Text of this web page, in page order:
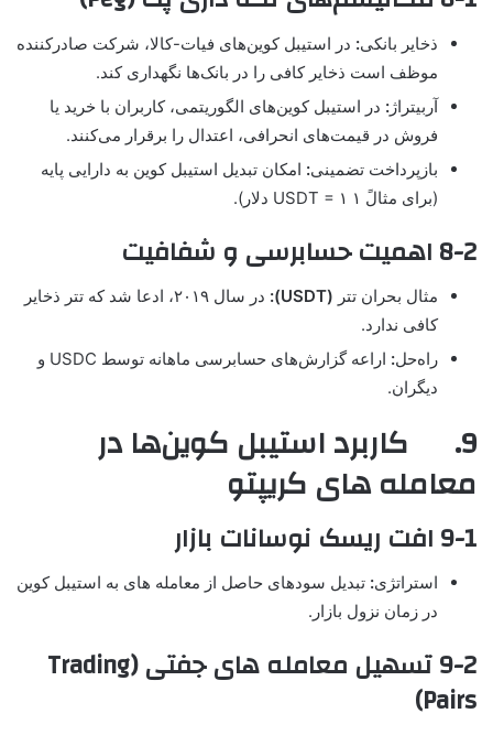
ذخایر بانکی: در استیبل کوین‌های فیات-کالا، شرکت صادرکننده
موظف است ذخایر کافی را در بانک‌ها نگهداری کند.
آربیتراژ: در استیبل کوین‌های الگوریتمی، کاربران با خرید یا
فروش در قیمت‌های انحرافی، اعتدال را برقرار می‌کنند.
بازپرداخت تضمینی: امکان تبدیل استیبل کوین به دارایی پایه
(برای مثالً ۱ USDT = ۱ دلار).
8-2 اهمیت حسابرسی و شفافیت
مثال بحران تتر (
USDT):
در سال ۲۰۱۹، ادعا شد که تتر ذخایر
کافی ندارد.
راه‌حل:
اراعه گزارش‌های حسابرسی ماهانه توسط USDC و
دیگران.
9. کاربرد استیبل کوین‌ها در
معامله های کریپتو
9-1 افت ریسک نوسانات بازار
استراتژی: تبدیل سودهای حاصل از معامله های به استیبل کوین
در زمان نزول بازار.
9-2 تسهیل معامله های جفتی (Trading
Pairs)